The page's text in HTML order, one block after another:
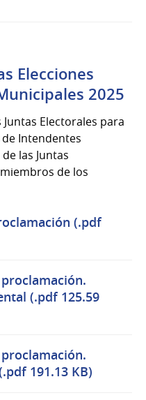
Elecciones
2025
Electorales para
Intendentes
las Juntas
de los
(.pdf
(.pdf 125.59
191.13 KB)